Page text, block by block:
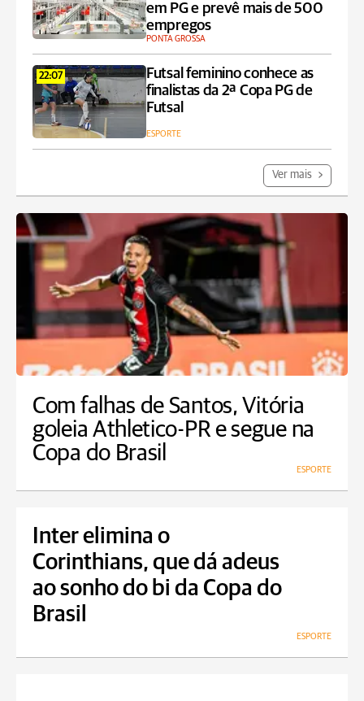
em PG e prevê mais de 500
empregos
PONTA GROSSA
22:07
Futsal feminino conhece as
finalistas da 2ª Copa PG de
Futsal
ESPORTE
Ver mais
Com falhas de Santos, Vitória
goleia Athletico-PR e segue na
Copa do Brasil
ESPORTE
Inter elimina o
Corinthians, que dá adeus
ao sonho do bi da Copa do
Brasil
ESPORTE